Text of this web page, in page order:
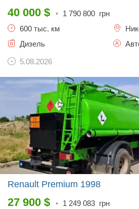
40 000 $ • 1 790 800 грн
600 тыс. км
Дизель
5.08.2026
Renault Premium 1998
27 900 $ • 1 249 083 грн